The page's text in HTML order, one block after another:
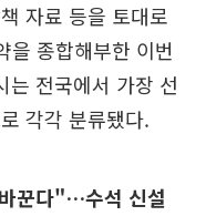
자료 등을 토대로
을 종합해부한 이번
는 전국에서 가장 선
각각 분류됐다.
꾼다"…수석 신설